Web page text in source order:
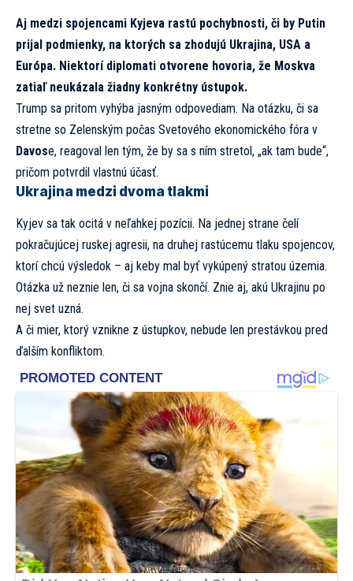
Aj medzi spojencami Kyjeva rastú pochybnosti, či by Putin
prijal podmienky, na ktorých sa zhodujú Ukrajina, USA a
Európa. Niektorí diplomati otvorene hovoria, že Moskva
zatiaľ neukázala žiadny konkrétny ústupok.
Trump sa pritom vyhýba jasným odpovediam. Na otázku, či sa
stretne so Zelenským počas Svetového ekonomického fóra v
Davose, reagoval len tým, že by sa s ním stretol, „ak tam bude“,
pričom potvrdil vlastnú účasť.
Ukrajina medzi dvoma tlakmi
Kyjev sa tak ocitá v neľahkej pozícii. Na jednej strane čelí
pokračujúcej ruskej agresii, na druhej rastúcemu tlaku spojencov,
ktorí chcú výsledok – aj keby mal byť vykúpený stratou územia.
Otázka už neznie len, či sa vojna skončí. Znie aj, akú Ukrajinu po
nej svet uzná.
A či mier, ktorý vznikne z ústupkov, nebude len prestávkou pred
ďalším konfliktom.